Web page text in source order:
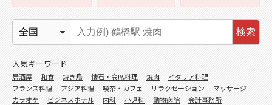
検索
人気キーワード
居酒屋 和食 焼き鳥 懐石・会席料理 焼肉
イタリア料理
フランス料理
アジア料理 喫茶・カフェ リラクゼーション
マッサージ
カラオケ
ビジネスホテル 内科 小児科 動物病院
会計事務所